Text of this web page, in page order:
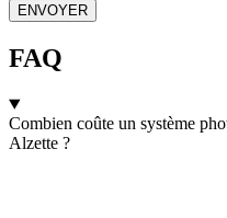
ENVOYER
FAQ
Combien coûte un système
Alzette ?